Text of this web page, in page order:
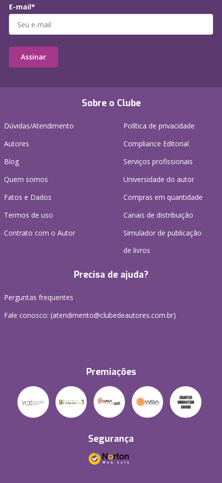
Sobre o Clube
Dúvidas/Atendimento
Autores
Blog
Quem somos
Fatos e Dados
Termos de uso
Contrato com o Autor
Política de privacidade
Compliance Editorial
Serviços profissionais
Universidade do autor
Compras em quantidade
Canais de distribuição
Simulador de publicação
de livros
Precisa de ajuda?
Perguntas frequentes
Fale conosco: (atendimento@clubedeautores.com.br)
Premiações
Segurança
E-mail*
Assinar